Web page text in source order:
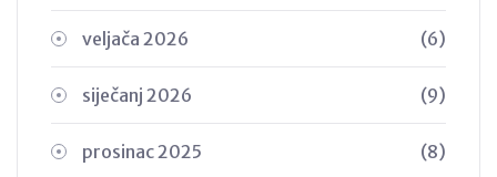
veljača 2026 (6)
siječanj 2026 (9)
prosinac 2025 (8)